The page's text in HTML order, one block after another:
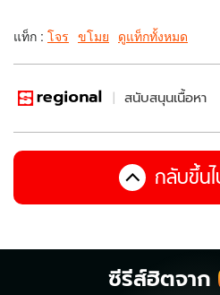
แท็ก : โจร ขโมย ดูแท็กทั้งหมด
สนับสนุนเนื้อหา
กลับขึ้น
ซีรีส์ฮิตจาก